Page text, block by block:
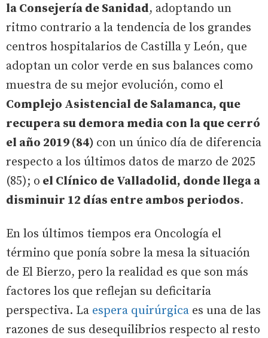
la Consejería de Sanidad, adoptando un
ritmo contrario a la tendencia de los grandes
centros hospitalarios de Castilla y León, que
adoptan un color verde en sus balances como
muestra de su mejor evolución, como el
Complejo Asistencial de Salamanca, que
recupera su demora media con la que cerró
el año 2019 (84) con un único día de diferencia
respecto a los últimos datos de marzo de 2025
(85); o el Clínico de Valladolid, donde llega a
disminuir 12 días entre ambos periodos.
En los últimos tiempos era Oncología el
término que ponía sobre la mesa la situación
de El Bierzo, pero la realidad es que son más
factores los que reflejan su deficitaria
perspectiva. La espera quirúrgica es una de las
razones de sus desequilibrios respecto al resto